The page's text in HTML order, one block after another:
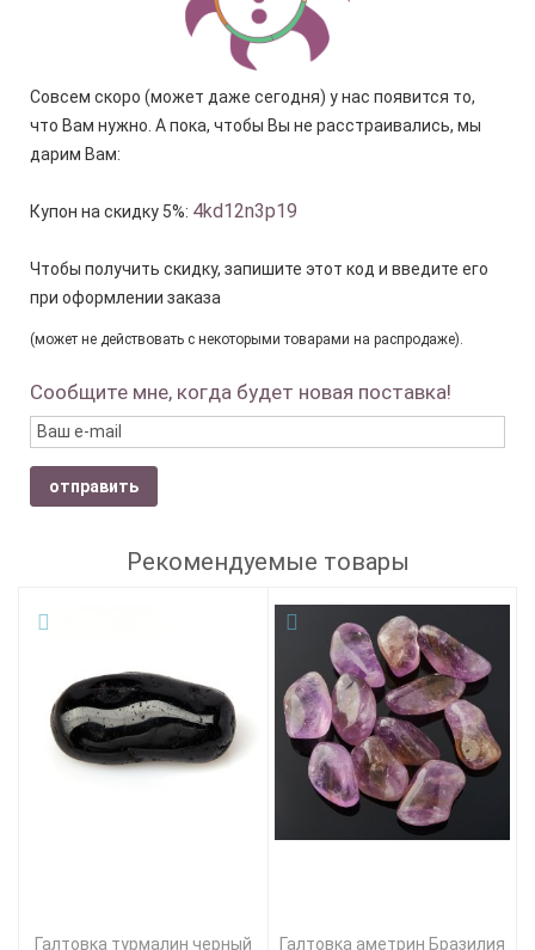
Совсем скоро (может даже сегодня) у нас появится то,
что Вам нужно. А пока, чтобы Вы не расстраивались, мы
дарим Вам:
Купон на скидку 5%: 4kd12n3p19
Чтобы получить скидку, запишите этот код и введите его
при оформлении заказа
(может не действовать с некоторыми товарами на распродаже).
Сообщите мне, когда будет новая поставка!
отправить
Рекомендуемые товары
Галтовка турмалин черный
Галтовка аметрин Бразилия